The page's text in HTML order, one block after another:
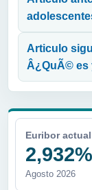
Euribor actual
2,932%
Agosto 2026
Articulo
Â¿QuÃ© es